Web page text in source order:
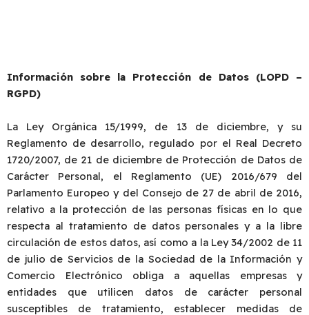
Información sobre la Protección de Datos (LOPD –
RGPD)
La Ley Orgánica 15/1999, de 13 de diciembre, y su
Reglamento de desarrollo, regulado por el Real Decreto
1720/2007, de 21 de diciembre de Protección de Datos de
Carácter Personal, el Reglamento (UE) 2016/679 del
Parlamento Europeo y del Consejo de 27 de abril de 2016,
relativo a la protección de las personas físicas en lo que
respecta al tratamiento de datos personales y a la libre
circulación de estos datos, así como a la Ley 34/2002 de 11
de julio de Servicios de la Sociedad de la Información y
Comercio Electrónico obliga a aquellas empresas y
entidades que utilicen datos de carácter personal
susceptibles de tratamiento, establecer medidas de